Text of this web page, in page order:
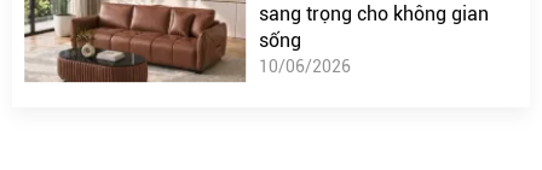
sang trọng cho không gian
sống
10/06/2026